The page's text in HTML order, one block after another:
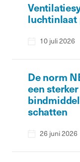
luchtinlaat
10 juli 2026
De norm
een
schatten
26 juni 2026